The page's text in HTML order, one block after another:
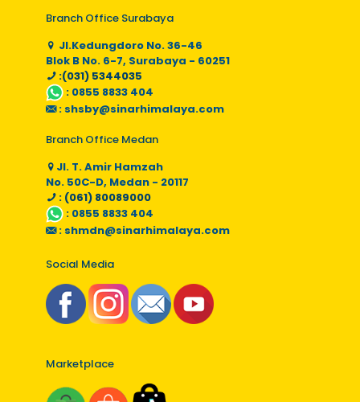
Branch Office Surabaya
Jl.Kedungdoro No. 36-46
Blok B No. 6-7, Surabaya - 60251
:(031) 5344035
: 0855 8833 404
: shsby@sinarhimalaya.com
Branch Office Medan
Jl. T. Amir Hamzah
No. 50C-D, Medan - 20117
: (061) 80089000
: 0855 8833 404
: shmdn@sinarhimalaya.com
Social Media
Marketplace